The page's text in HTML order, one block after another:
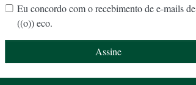
Eu concordo com o recebimento de e-mails de
((o)) eco.